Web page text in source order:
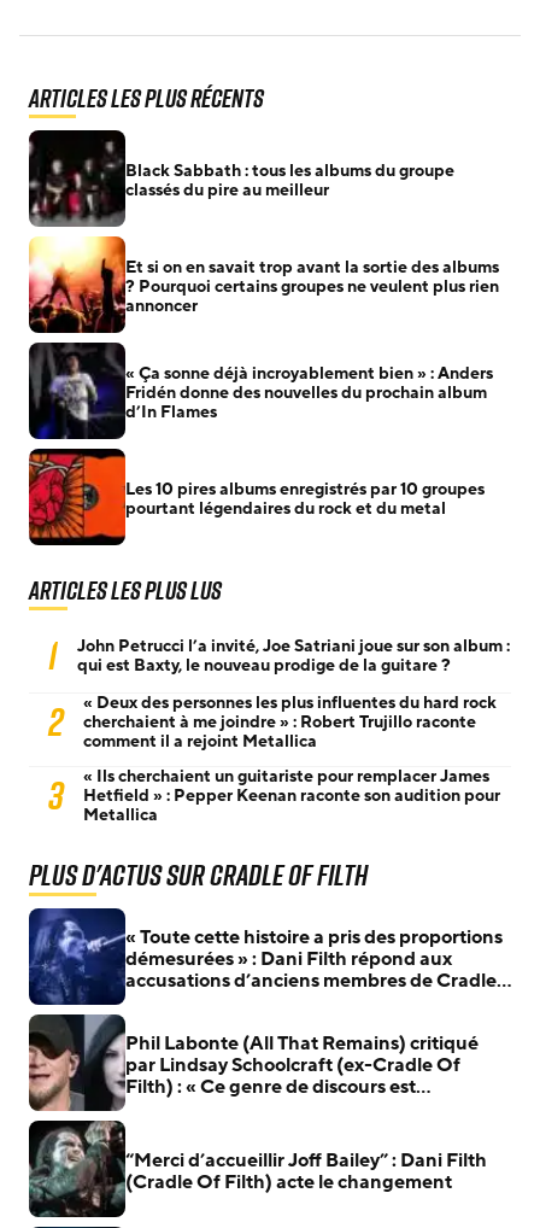
Articles les plus récents
Black Sabbath : tous les albums du groupe
classés du pire au meilleur
Et si on en savait trop avant la sortie des albums
? Pourquoi certains groupes ne veulent plus rien
annoncer
« Ça sonne déjà incroyablement bien » : Anders
Fridén donne des nouvelles du prochain album
d’In Flames
Les 10 pires albums enregistrés par 10 groupes
pourtant légendaires du rock et du metal
Articles les plus lus
1
John Petrucci l’a invité, Joe Satriani joue sur son album :
qui est Baxty, le nouveau prodige de la guitare ?
2
« Deux des personnes les plus influentes du hard rock
cherchaient à me joindre » : Robert Trujillo raconte
comment il a rejoint Metallica
3
« Ils cherchaient un guitariste pour remplacer James
Hetfield » : Pepper Keenan raconte son audition pour
Metallica
Plus d'actus sur Cradle Of Filth
« Toute cette histoire a pris des proportions
démesurées » : Dani Filth répond aux
accusations d’anciens membres de Cradle
Phil Labonte (All That Remains) critiqué
par Lindsay Schoolcraft (ex-Cradle Of
Filth) : « Ce genre de discours est
“Merci d’accueillir Joff Bailey” : Dani Filth
(Cradle Of Filth) acte le changement